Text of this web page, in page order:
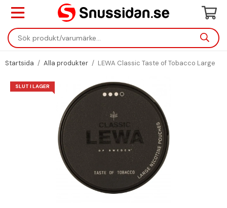
Startsida / Alla produkter / LEWA Classic Taste of Tobacco Large
SLUT I LAGER